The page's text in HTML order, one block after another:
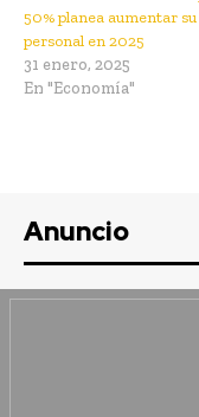
50% planea aumentar su
personal en 2025
31 enero, 2025
En "Economía"
Anuncio